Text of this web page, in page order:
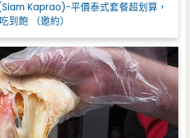
Kaprao)-平價泰式套餐超划算，
到飽 （邀約）